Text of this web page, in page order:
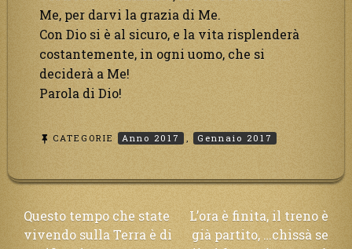
Me, per darvi la grazia di Me.
Con Dio si è al sicuro, e la vita risplenderà
costantemente, in ogni uomo, che si
deciderà a Me!
Parola di Dio!
CATEGORIE Anno 2017 , Gennaio 2017
Navigazione
articoli
Questo tempo che state
vivendo sulla Terra è di
L’ora è finita, il treno è
già partito, …chissà se